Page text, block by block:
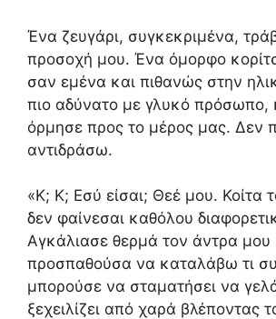
Ένα ζευγάρι, συγκεκριμένα,
προσοχή μου. Ένα όμορφο
σαν εμένα και πιθανώς στην
πιο αδύνατο με γλυκό πρόσωπο,
όρμησε προς το μέρος μας. Δεν
αντιδράσω.
«Κ; Κ; Εσύ είσαι; Θεέ μου. Κοίτα
δεν φαίνεσαι καθόλου
Αγκάλιασε θερμά τον άντρα
προσπαθούσα να καταλάβω τι
μπορούσε να σταματήσει να
ξεχειλίζει από χαρά βλέποντας